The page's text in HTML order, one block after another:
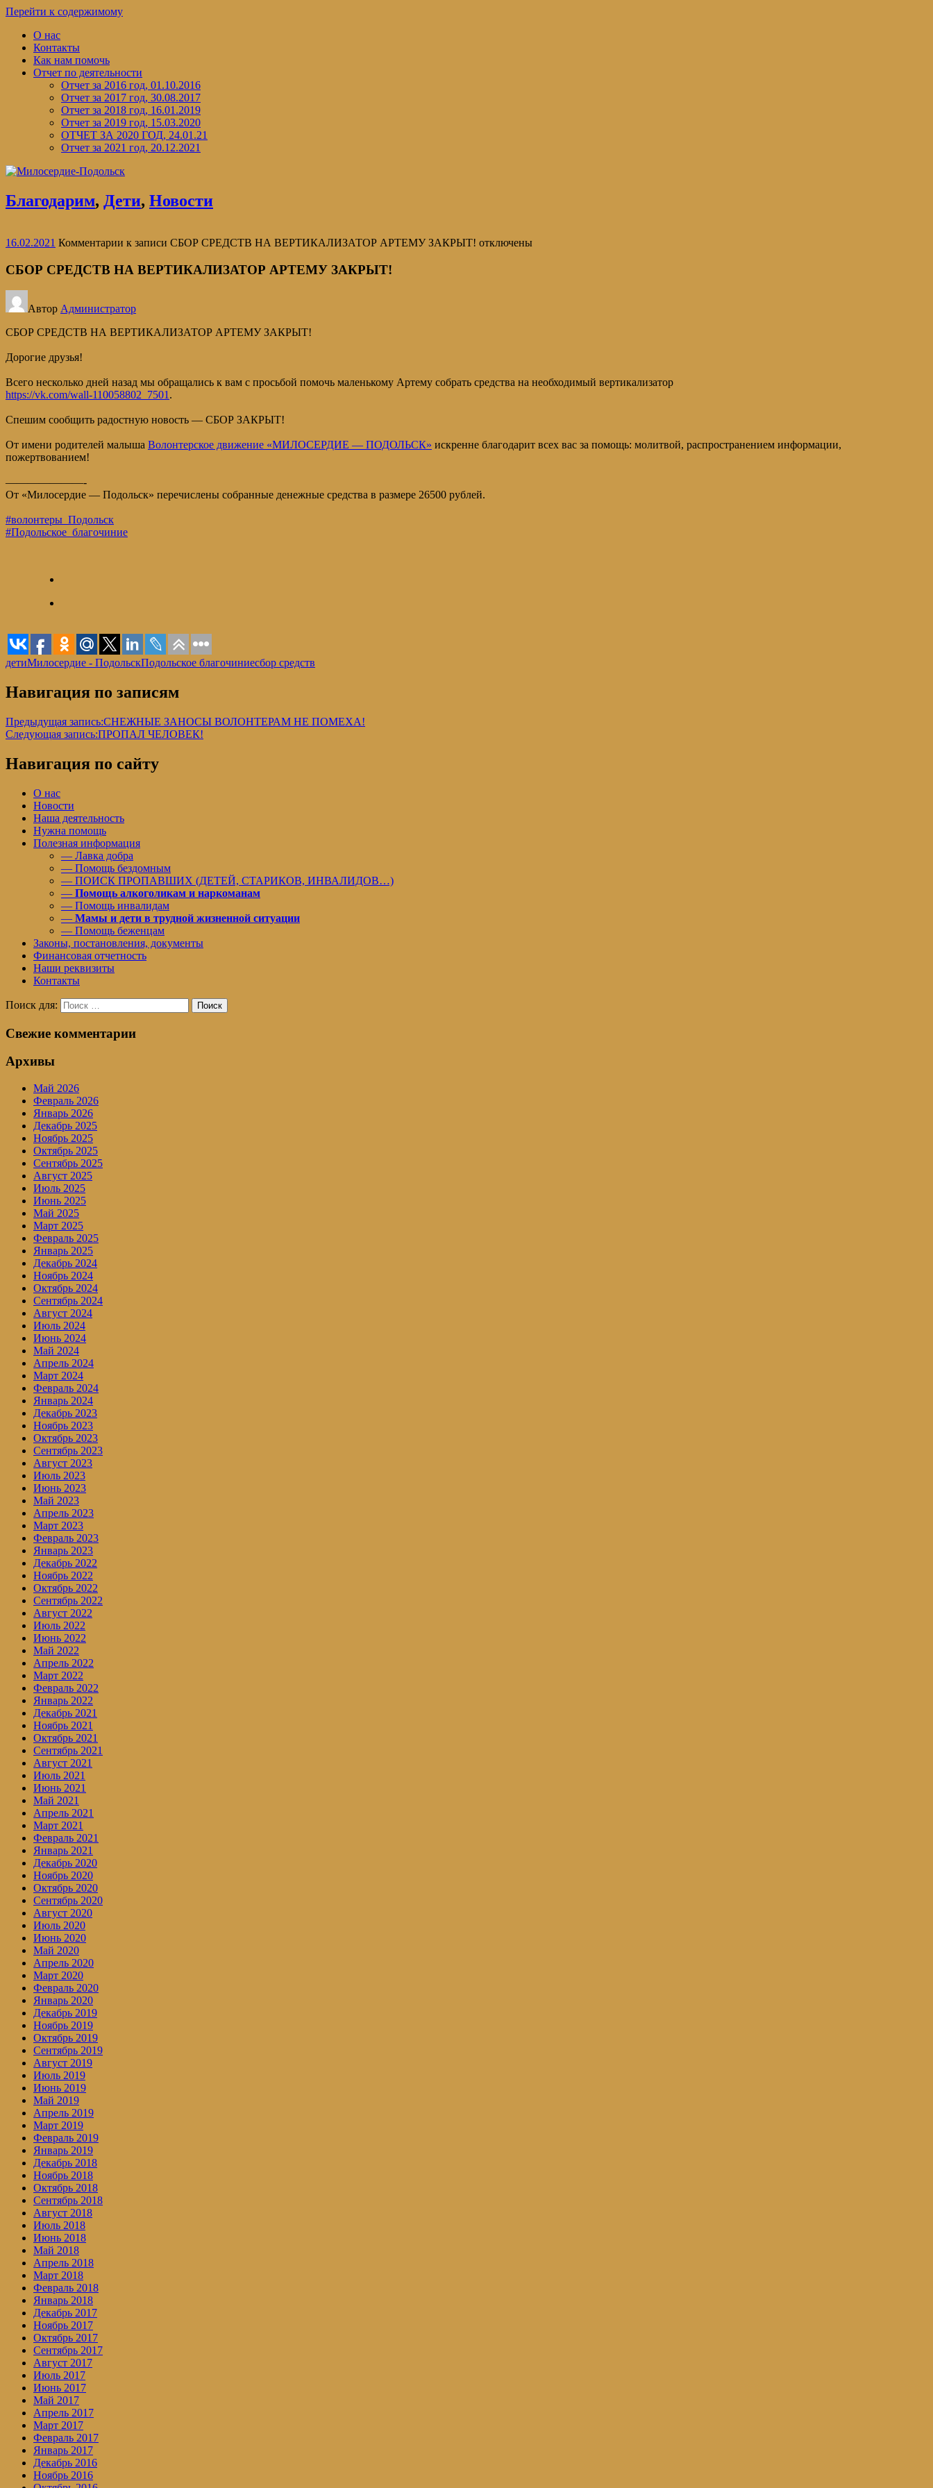
Перейти к содержимому
О нас
Контакты
Как нам помочь
Отчет по деятельности
Отчет за 2016 год, 01.10.2016
Отчет за 2017 год, 30.08.2017
Отчет за 2018 год, 16.01.2019
Отчет за 2019 год, 15.03.2020
ОТЧЕТ ЗА 2020 ГОД, 24.01.21
Отчет за 2021 год, 20.12.2021
Благодарим, Дети, Новости
16.02.2021 Комментарии к записи СБОР СРЕДСТВ НА ВЕРТИКАЛИЗАТОР АРТЕМУ ЗАКРЫТ! отключены
СБОР СРЕДСТВ НА ВЕРТИКАЛИЗАТОР АРТЕМУ ЗАКРЫТ!
Автор Администратор
СБОР СРЕДСТВ НА ВЕРТИКАЛИЗАТОР АРТЕМУ ЗАКРЫТ!
Дорогие друзья!
Всего несколько дней назад мы обращались к вам с просьбой помочь маленькому Артему собрать средства на необходимый вертикализатор
https://vk.com/wall-110058802_7501 .
Спешим сообщить радостную новость — СБОР ЗАКРЫТ!
От имени родителей малыша Волонтерское движение «МИЛОСЕРДИЕ — ПОДОЛЬСК» искренне благодарит всех вас за помощь: молитвой, распространением информации,
пожертвованием!
———————-
От «Милосердие — Подольск» перечислены собранные денежные средства в размере 26500 рублей.
#волонтеры_Подольск
#Подольское_благочиние
детиМилосердие - ПодольскПодольское благочиниесбор средств
Навигация по записям
Предыдущая запись:СНЕЖНЫЕ ЗАНОСЫ ВОЛОНТЕРАМ НЕ ПОМЕХА!
Следующая запись:ПРОПАЛ ЧЕЛОВЕК!
Навигация по сайту
О нас
Новости
Наша деятельность
Нужна помощь
Полезная информация
— Лавка добра
— Помощь бездомным
— ПОИСК ПРОПАВШИХ (ДЕТЕЙ, СТАРИКОВ, ИНВАЛИДОВ…)
— Помощь алкоголикам и наркоманам
— Помощь инвалидам
— Мамы и дети в трудной жизненной ситуации
— Помощь беженцам
Законы, постановления, документы
Финансовая отчетность
Наши реквизиты
Контакты
Поиск для: Поиск
Свежие комментарии
Архивы
Май 2026
Февраль 2026
Январь 2026
Декабрь 2025
Ноябрь 2025
Октябрь 2025
Сентябрь 2025
Август 2025
Июль 2025
Июнь 2025
Май 2025
Март 2025
Февраль 2025
Январь 2025
Декабрь 2024
Ноябрь 2024
Октябрь 2024
Сентябрь 2024
Август 2024
Июль 2024
Июнь 2024
Май 2024
Апрель 2024
Март 2024
Февраль 2024
Январь 2024
Декабрь 2023
Ноябрь 2023
Октябрь 2023
Сентябрь 2023
Август 2023
Июль 2023
Июнь 2023
Май 2023
Апрель 2023
Март 2023
Февраль 2023
Январь 2023
Декабрь 2022
Ноябрь 2022
Октябрь 2022
Сентябрь 2022
Август 2022
Июль 2022
Июнь 2022
Май 2022
Апрель 2022
Март 2022
Февраль 2022
Январь 2022
Декабрь 2021
Ноябрь 2021
Октябрь 2021
Сентябрь 2021
Август 2021
Июль 2021
Июнь 2021
Май 2021
Апрель 2021
Март 2021
Февраль 2021
Январь 2021
Декабрь 2020
Ноябрь 2020
Октябрь 2020
Сентябрь 2020
Август 2020
Июль 2020
Июнь 2020
Май 2020
Апрель 2020
Март 2020
Февраль 2020
Январь 2020
Декабрь 2019
Ноябрь 2019
Октябрь 2019
Сентябрь 2019
Август 2019
Июль 2019
Июнь 2019
Май 2019
Апрель 2019
Март 2019
Февраль 2019
Январь 2019
Декабрь 2018
Ноябрь 2018
Октябрь 2018
Сентябрь 2018
Август 2018
Июль 2018
Июнь 2018
Май 2018
Апрель 2018
Март 2018
Февраль 2018
Январь 2018
Декабрь 2017
Ноябрь 2017
Октябрь 2017
Сентябрь 2017
Август 2017
Июль 2017
Июнь 2017
Май 2017
Апрель 2017
Март 2017
Февраль 2017
Январь 2017
Декабрь 2016
Ноябрь 2016